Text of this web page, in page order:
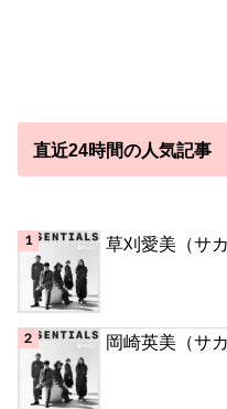
直近24時間の人気記事
草刈愛美（サ
岡崎英美（サ